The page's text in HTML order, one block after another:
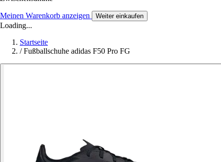
Meinen Warenkorb anzeigen Weiter einkaufen
Loading...
Startseite
/ Fußballschuhe adidas F50 Pro FG